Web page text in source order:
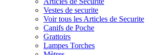
Vestes de securite
Voir tous les Articles de Securite
Canifs de Poche
Grattoirs
Lampes Torches